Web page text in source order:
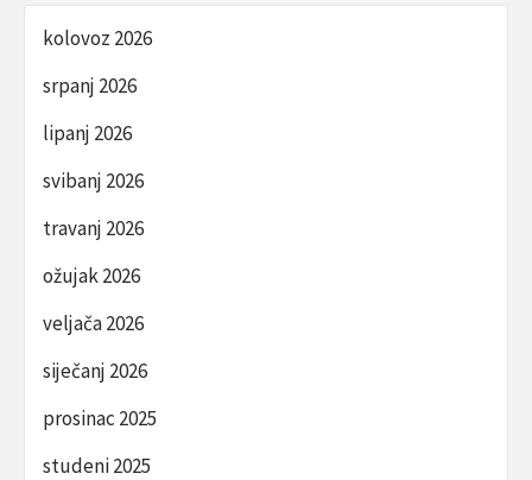
kolovoz 2026
srpanj 2026
lipanj 2026
svibanj 2026
travanj 2026
ožujak 2026
veljača 2026
siječanj 2026
prosinac 2025
studeni 2025